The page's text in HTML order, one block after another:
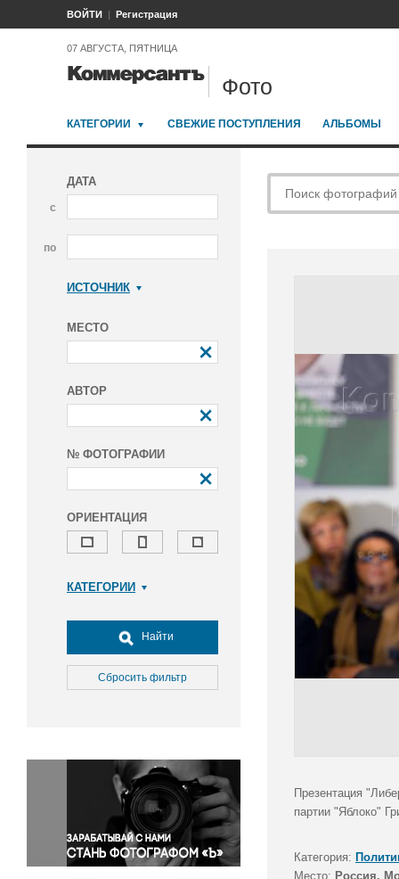
ВОЙТИ Регистрация
07 АВГУСТА, ПЯТНИЦА
Фото
КАТЕГОРИИ СВЕЖИЕ ПОСТУПЛЕНИЯ АЛЬБОМЫ
ДАТА
с
по
ИСТОЧНИК
МЕСТО
АВТОР
№ ФОТОГРАФИИ
ОРИЕНТАЦИЯ
КАТЕГОРИИ
Досуг, туризм и отдых
Культура
Медицина
Окружающая среда
Политика
Правосудие
Происшествия и конфликты
Религия
Найти
Сбросить фильтр
Презентация
партии "Яблоко"
Категория:
Место: Россия,